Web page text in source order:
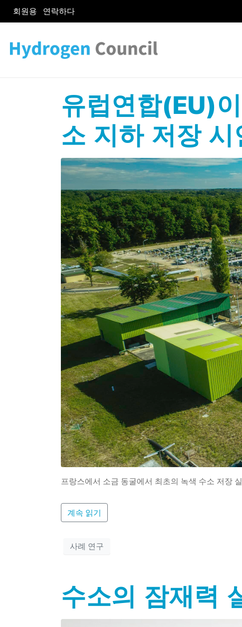
회원용 연락하다
유럽연합(EU)
소 지하 저장
프랑스에서 소금 동굴에서 최초의 녹색 수소 저장
계속 읽기
사례 연구
수소의 잠재력